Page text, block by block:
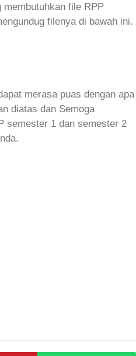
membutuhkan file RPP
filenya di bawah ini.
merasa puas dengan apa
diatas dan Semoga
semester 1 dan semester 2